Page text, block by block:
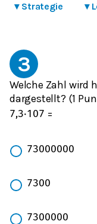
▾ Strategie ▾
3
Welche Zahl wird
dargestellt? (1
7,3⋅107 =
73000000
7300
7300000